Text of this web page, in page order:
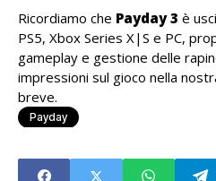
Ricordiamo che Payday 3 è
PS5, Xbox Series X|S e PC,
gameplay e gestione delle
impressioni sul gioco nella
breve.
Payday